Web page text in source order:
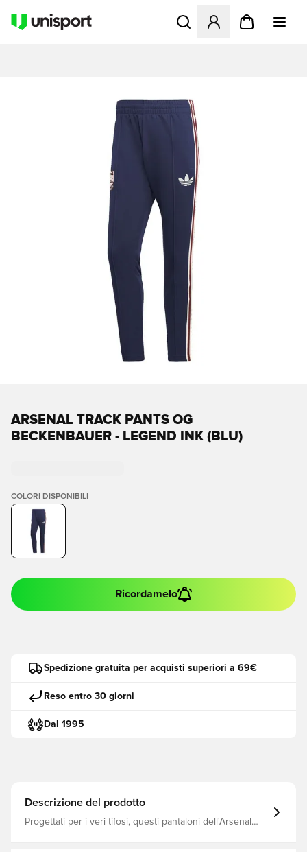
Apre una finestra modale
ARSENAL TRACK PANTS OG
BECKENBAUER - LEGEND INK (BLU)
COLORI DISPONIBILI
Ricordamelo
Spedizione gratuita per acquisti superiori a 69€
Reso entro 30 giorni
Dal 1995
Descrizione del prodotto
Progettati per i veri tifosi, questi pantaloni dell'Arsenal